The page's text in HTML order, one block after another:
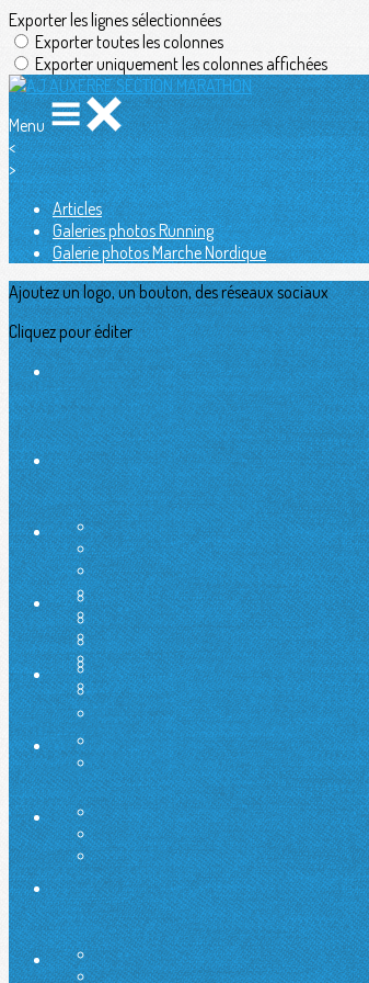
Exporter les lignes sélectionnées
Exporter toutes les colonnes
Exporter uniquement les colonnes affichées
Menu
<
>
Articles
Galeries photos Running
Galerie photos Marche Nordique
Ajoutez un logo, un bouton, des réseaux sociaux
Cliquez pour éditer